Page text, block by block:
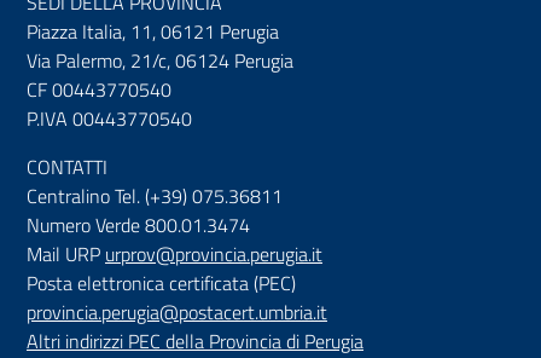
Piazza Italia, 11, 06121 Perugia
Via Palermo, 21/c, 06124 Perugia
CF 00443770540
P.IVA 00443770540
CONTATTI
Centralino Tel. (+39) 075.36811
Numero Verde 800.01.3474
Mail URP urprov@provincia.perugia.it
Posta elettronica certificata (PEC)
provincia.perugia@postacert.umbria.it
Altri indirizzi PEC della Provincia di Perugia